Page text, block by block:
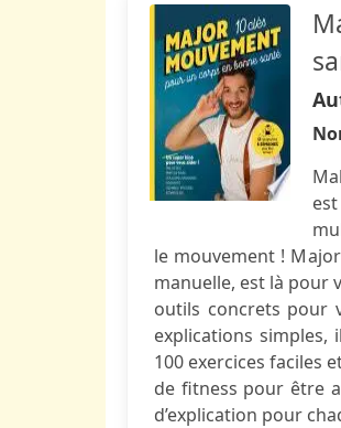
le mouvement !
manuelle, est là pour
outils concrets pour
explications
100 exercices faciles
de fitness pour être
d’explication pour